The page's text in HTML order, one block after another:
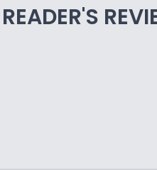
READER'S